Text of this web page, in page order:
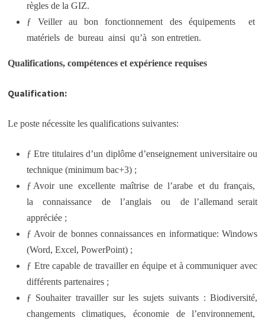
règles de la GIZ.
ƒ Veiller au bon fonctionnement des équipements et
matériels de bureau ainsi qu’à son entretien.
Qualifications, compétences et expérience requises
Qualification:
Le poste nécessite les qualifications suivantes:
ƒ Etre titulaires d’un diplôme d’enseignement universitaire ou
technique (minimum bac+3) ;
ƒ Avoir une excellente maîtrise de l’arabe et du français,
la connaissance de l’anglais ou de l’allemand serait
appréciée ;
ƒ Avoir de bonnes connaissances en informatique: Windows
(Word, Excel, PowerPoint) ;
ƒ Etre capable de travailler en équipe et à communiquer avec
différents partenaires ;
ƒ Souhaiter travailler sur les sujets suivants : Biodiversité,
changements climatiques, économie de l’environnement,